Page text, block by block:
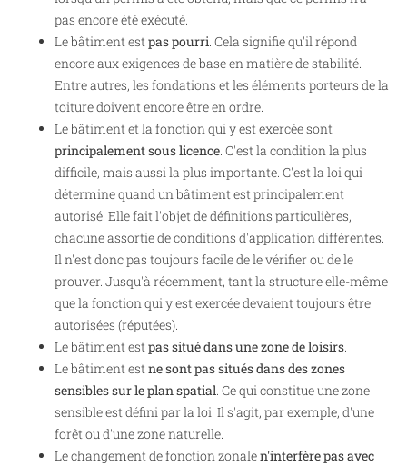
pas encore été exécuté.
Le bâtiment est pas pourri . Cela signifie qu'il répond
encore aux exigences de base en matière de stabilité.
Entre autres, les fondations et les éléments porteurs de la
toiture doivent encore être en ordre.
Le bâtiment et la fonction qui y est exercée sont
principalement sous licence . C'est la condition la plus
difficile, mais aussi la plus importante. C'est la loi qui
détermine quand un bâtiment est principalement
autorisé. Elle fait l'objet de définitions particulières,
chacune assortie de conditions d'application différentes.
Il n'est donc pas toujours facile de le vérifier ou de le
prouver. Jusqu'à récemment, tant la structure elle-même
que la fonction qui y est exercée devaient toujours être
autorisées (réputées).
Le bâtiment est pas situé dans une zone de loisirs
Le bâtiment est ne sont pas situés dans des zones
sensibles sur le plan spatial . Ce qui constitue une zone
sensible est défini par la loi. Il s'agit, par exemple, d'une
forêt ou d'une zone naturelle.
Le changement de fonction zonalen'interfère pas avec